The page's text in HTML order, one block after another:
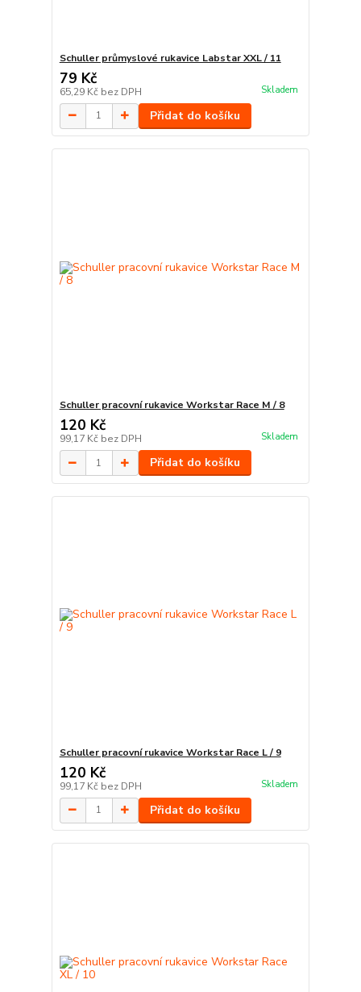
Schuller průmyslové rukavice Labstar XXL / 11
79 Kč
65,29 Kč bez DPH Skladem
Přidat do košíku
Schuller pracovní rukavice Workstar Race M / 8
120 Kč
99,17 Kč bez DPH Skladem
Přidat do košíku
Schuller pracovní rukavice Workstar Race L / 9
120 Kč
99,17 Kč bez DPH Skladem
Přidat do košíku